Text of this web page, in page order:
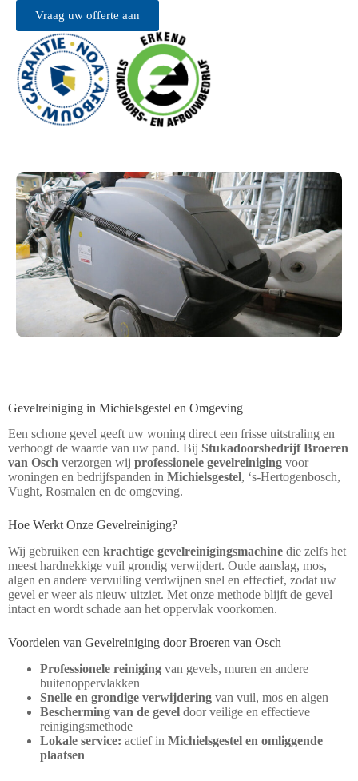
Vraag uw offerte aan
Gevelreiniging in Michielsgestel en Omgeving
Een schone gevel geeft uw woning direct een frisse uitstraling en
verhoogt de waarde van uw pand. Bij Stukadoorsbedrijf Broeren
van Osch verzorgen wij professionele gevelreiniging voor
woningen en bedrijfspanden in Michielsgestel, ‘s-Hertogenbosch,
Vught, Rosmalen en de omgeving.
Hoe Werkt Onze Gevelreiniging?
Wij gebruiken een krachtige gevelreinigingsmachine die zelfs het
meest hardnekkige vuil grondig verwijdert. Oude aanslag, mos,
algen en andere vervuiling verdwijnen snel en effectief, zodat uw
gevel er weer als nieuw uitziet. Met onze methode blijft de gevel
intact en wordt schade aan het oppervlak voorkomen.
Voordelen van Gevelreiniging door Broeren van Osch
Professionele reiniging van gevels, muren en andere
buitenoppervlakken
Snelle en grondige verwijdering van vuil, mos en algen
Bescherming van de gevel door veilige en effectieve
reinigingsmethode
Lokale service: actief in Michielsgestel en omliggende
plaatsen